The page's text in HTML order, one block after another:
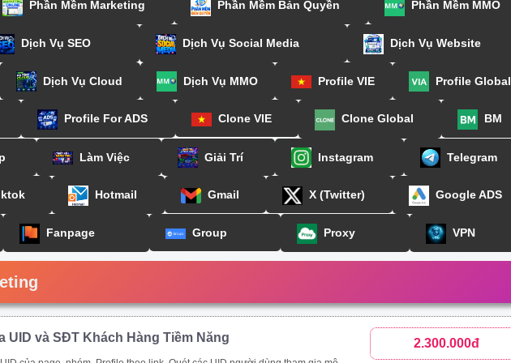
Phần Mềm Marketing Phần Mềm Bản Quyền Phần Mềm MMO
Dịch Vụ SEO Dịch Vụ Social Media Dịch Vụ Website
Dịch Vụ Cloud Dịch Vụ MMO Profile VIE Profile Global
Profile For ADS Clone VIE Clone Global BM
Làm Việc Giải Trí Instagram Telegram
Hotmail Gmail X (Twitter) Google ADS
Fanpage Group Proxy VPN
UID và SĐT Khách Hàng Tiềm Năng 2.300.000đ